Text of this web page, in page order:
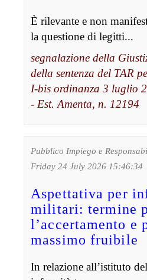
È rilevante e non
la questione di legitti...
segnalazione della
della sentenza del TAR
I-bis ordinanza 3 luglio
- Est. Amenta, n. 12194
Pubblico Impiego e
Friday 24 July 2026 15:46:34
Aspettativa per
militari: termine
l’accertamento e
massimo fruibile
In relazione all’istituto